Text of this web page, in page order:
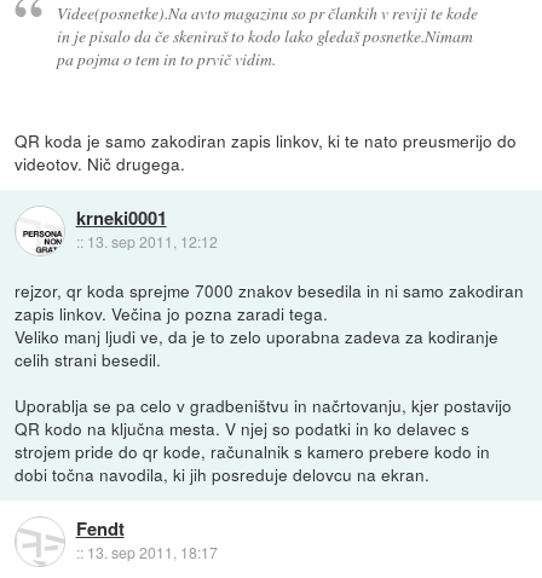
Videe(posnetke).Na avto magazinu so pr člankih v reviji te kode
in je pisalo da če skeniraš to kodo lako gledaš posnetke.Nimam
pa pojma o tem in to prvič vidim.
QR koda je samo zakodiran zapis linkov, ki te nato preusmerijo do
videotov. Nič drugega.
krneki0001
:: 13. sep 2011, 12:12
rejzor, qr koda sprejme 7000 znakov besedila in ni samo zakodiran
zapis linkov. Večina jo pozna zaradi tega.
Veliko manj ljudi ve, da je to zelo uporabna zadeva za kodiranje
celih strani besedil.
Uporablja se pa celo v gradbeništvu in načrtovanju, kjer postavijo
QR kodo na ključna mesta. V njej so podatki in ko delavec s
strojem pride do qr kode, računalnik s kamero prebere kodo in
dobi točna navodila, ki jih posreduje delovcu na ekran.
Fendt
:: 13. sep 2011, 18:17